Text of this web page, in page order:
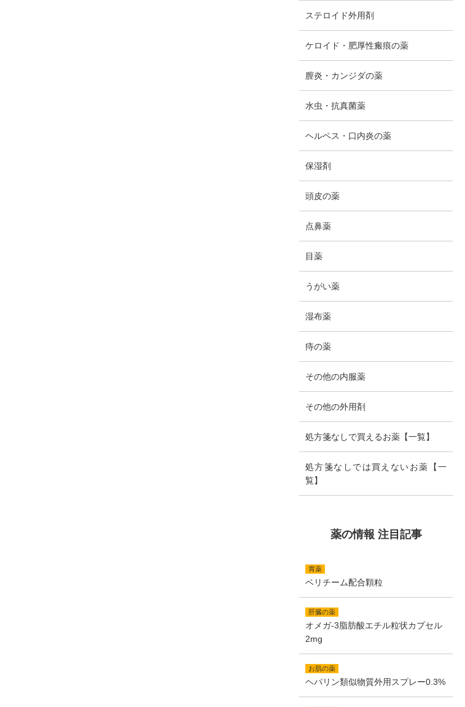
ステロイド外用剤
ケロイド・肥厚性瘢痕の薬
膣炎・カンジダの薬
水虫・抗真菌薬
ヘルペス・口内炎の薬
保湿剤
頭皮の薬
点鼻薬
目薬
うがい薬
湿布薬
痔の薬
その他の内服薬
その他の外用剤
処方箋なしで買えるお薬【一覧】
処方箋なしでは買えないお薬【一
覧】
薬の情報 注目記事
胃薬
ベリチーム配合顆粒
肝臓の薬
オメガ-3脂肪酸エチル粒状カプセル
2mg
お肌の薬
ヘパリン類似物質外用スプレー0.3%